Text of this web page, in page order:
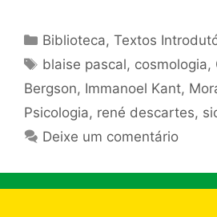
Categorias
Biblioteca,Textos
Tags
blaise pascal, cosmologia,
Bergson, Immanoel Kant,
Psicologia, rené descartes,
Deixe um comentário